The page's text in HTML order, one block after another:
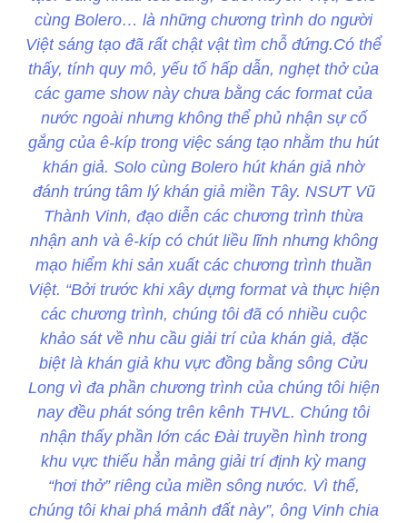
cùng Bolero… là những chương trình do người
Việt sáng tạo đã rất chật vật tìm chỗ đứng.Có thể
thấy, tính quy mô, yếu tố hấp dẫn, nghẹt thở của
các game show này chưa bằng các format của
nước ngoài nhưng không thể phủ nhận sự cố
gắng của ê-kíp trong việc sáng tạo nhằm thu hút
khán giả. Solo cùng Bolero hút khán giả nhờ
đánh trúng tâm lý khán giả miền Tây. NSƯT Vũ
Thành Vinh, đạo diễn các chương trình thừa
nhận anh và ê-kíp có chút liều lĩnh nhưng không
mạo hiểm khi sản xuất các chương trình thuần
Việt. “Bởi trước khi xây dựng format và thực hiện
các chương trình, chúng tôi đã có nhiều cuộc
khảo sát về nhu cầu giải trí của khán giả, đặc
biệt là khán giả khu vực đồng bằng sông Cửu
Long vì đa phần chương trình của chúng tôi hiện
nay đều phát sóng trên kênh THVL. Chúng tôi
nhận thấy phần lớn các Đài truyền hình trong
khu vực thiếu hẳn mảng giải trí định kỳ mang
“hơi thở” riêng của miền sông nước. Vì thế,
chúng tôi khai phá mảnh đất này”, ông Vinh chia